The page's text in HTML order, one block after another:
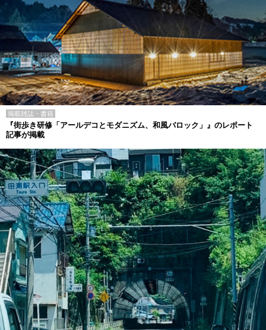
掲載雑誌・書籍
『街歩き研修「アールデコとモダニズム、和風バロック」』のレポート
記事が掲載